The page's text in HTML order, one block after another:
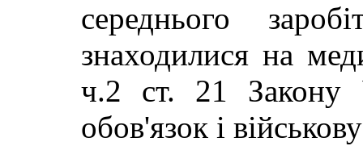
середнього
знаходилися на
ч.2 ст. 21 Закону
обов'язок і